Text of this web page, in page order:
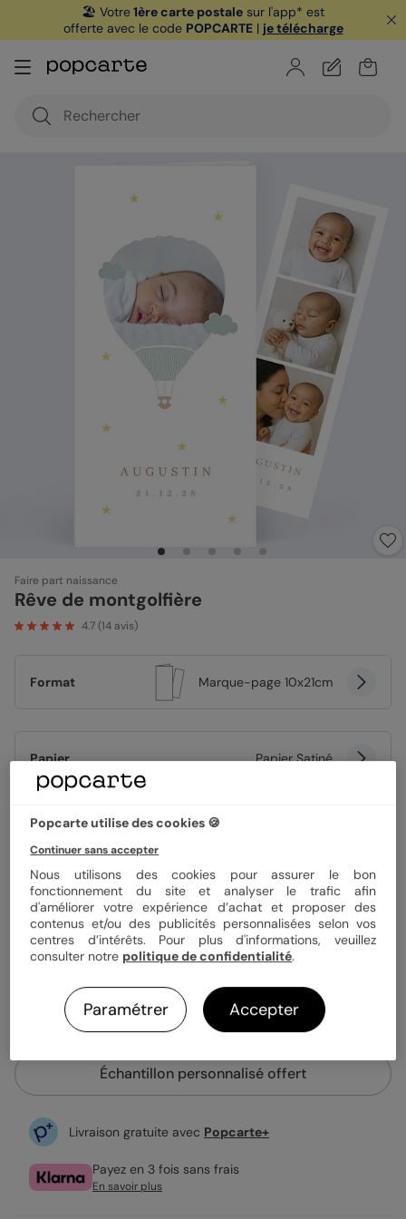
🏖️ Votre1ère carte postale sur l'app* est
offerte avec le code POPCARTE| je télécharge
Faire part naissance
Rêve de montgolfière
4.7(14 avis)
Format Marque-page 10x21cm
Papier Papier Satiné
1,79 €
Enveloppe blanche offerte
Fabrication française
Expédition rapide en 48h
Personnaliser
Échantillon personnalisé offert
Livraison gratuite avec Popcarte+
Payez en 3 fois sans frais
En savoir plus
Popcarte utilise des cookies 🍪
Continuer sans accepter
Nous utilisons des cookies pour assurer le bon
fonctionnement du site et analyser le trafic afin
d'améliorer votre expérience d’achat et proposer des
contenus et/ou des publicités personnalisées selon vos
centres d’intérêts. Pour plus d'informations, veuillez
consulter notre politique de confidentialité.
Paramétrer Accepter